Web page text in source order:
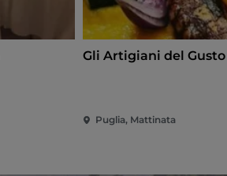
Gli Artigiani del Gusto
Puglia, Mattinata